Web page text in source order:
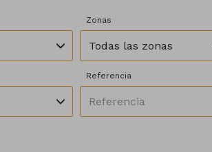
Zonas
Todas las zonas
Referencia